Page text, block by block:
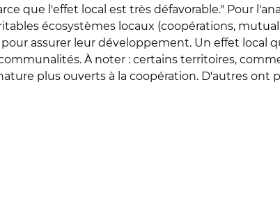
que l'effet local est très défavorable." Pour
écosystèmes locaux (coopérations,
assurer leur développement. Un effet local
À noter : certains territoires,
plus ouverts à la coopération. D'autres ont